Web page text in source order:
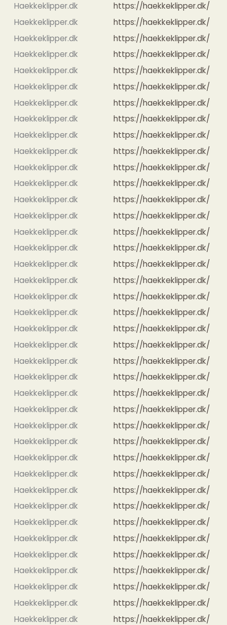
Haekkeklipper.dk
https://haekkeklipper.dk/
Haekkeklipper.dk
https://haekkeklipper.dk/
Haekkeklipper.dk
https://haekkeklipper.dk/
Haekkeklipper.dk
https://haekkeklipper.dk/
Haekkeklipper.dk
https://haekkeklipper.dk/
Haekkeklipper.dk
https://haekkeklipper.dk/
Haekkeklipper.dk
https://haekkeklipper.dk/
Haekkeklipper.dk
https://haekkeklipper.dk/
Haekkeklipper.dk
https://haekkeklipper.dk/
Haekkeklipper.dk
https://haekkeklipper.dk/
Haekkeklipper.dk
https://haekkeklipper.dk/
Haekkeklipper.dk
https://haekkeklipper.dk/
Haekkeklipper.dk
https://haekkeklipper.dk/
Haekkeklipper.dk
https://haekkeklipper.dk/
Haekkeklipper.dk
https://haekkeklipper.dk/
Haekkeklipper.dk
https://haekkeklipper.dk/
Haekkeklipper.dk
https://haekkeklipper.dk/
Haekkeklipper.dk
https://haekkeklipper.dk/
Haekkeklipper.dk
https://haekkeklipper.dk/
Haekkeklipper.dk
https://haekkeklipper.dk/
Haekkeklipper.dk
https://haekkeklipper.dk/
Haekkeklipper.dk
https://haekkeklipper.dk/
Haekkeklipper.dk
https://haekkeklipper.dk/
Haekkeklipper.dk
https://haekkeklipper.dk/
Haekkeklipper.dk
https://haekkeklipper.dk/
Haekkeklipper.dk
https://haekkeklipper.dk/
Haekkeklipper.dk
https://haekkeklipper.dk/
Haekkeklipper.dk
https://haekkeklipper.dk/
Haekkeklipper.dk
https://haekkeklipper.dk/
Haekkeklipper.dk
https://haekkeklipper.dk/
Haekkeklipper.dk
https://haekkeklipper.dk/
Haekkeklipper.dk
https://haekkeklipper.dk/
Haekkeklipper.dk
https://haekkeklipper.dk/
Haekkeklipper.dk
https://haekkeklipper.dk/
Haekkeklipper.dk
https://haekkeklipper.dk/
Haekkeklipper.dk
https://haekkeklipper.dk/
Haekkeklipper.dk
https://haekkeklipper.dk/
Haekkeklipper.dk
https://haekkeklipper.dk/
Haekkeklipper.dk
https://haekkeklipper.dk/